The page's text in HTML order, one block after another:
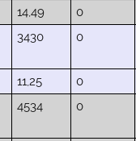
14,49
0
3430 0
11,25
0
4534 0